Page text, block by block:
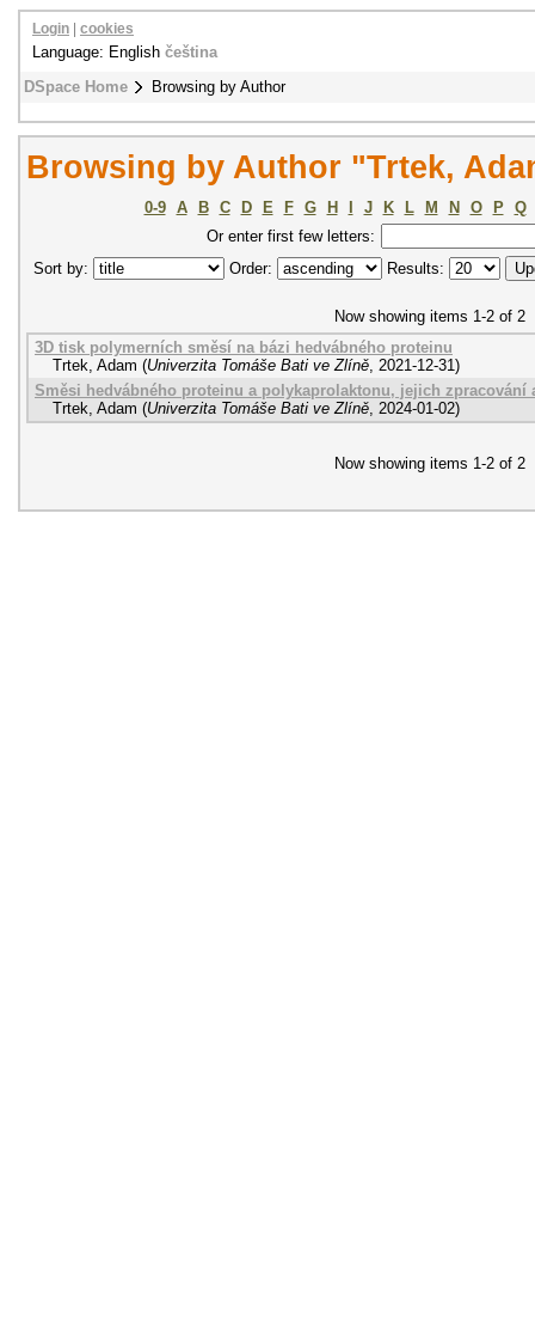
DSpace Home Browsing by Author
Login cookies
Language: English čeština
Browsing by Author "Trtek,
0-9 A B C D E F G H J K L M N O P
Q
Or enter first few letters:
Sort by:
Order: Results:
Now showing items 1-2 of 2
3D tisk polymerních směsí na bázi hedvábného proteinu
Trtek, Adam (Univerzita Tomáše Bati ve Zlíně, 2021-12-31)
Směsi hedvábného proteinu a polykaprolaktonu, jejich zpracování
Trtek, Adam (Univerzita Tomáše Bati ve Zlíně, 2024-01-02)
Now showing items 1-2 of 2